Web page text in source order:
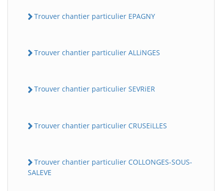
Trouver chantier particulier EPAGNY
Trouver chantier particulier ALLiNGES
Trouver chantier particulier SEVRiER
Trouver chantier particulier CRUSEiLLES
Trouver chantier particulier COLLONGES-SOUS-
SALEVE